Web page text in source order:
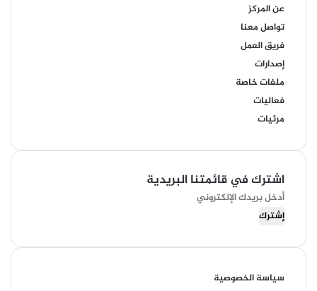
عن المركز
تواصل معنا
فريق العمل
إصدارات
ملفات خاصة
فعاليات
مرئيات
اشترك في قائمتنا البريدية
أدخل
بريدك
سياسة الخصوصية